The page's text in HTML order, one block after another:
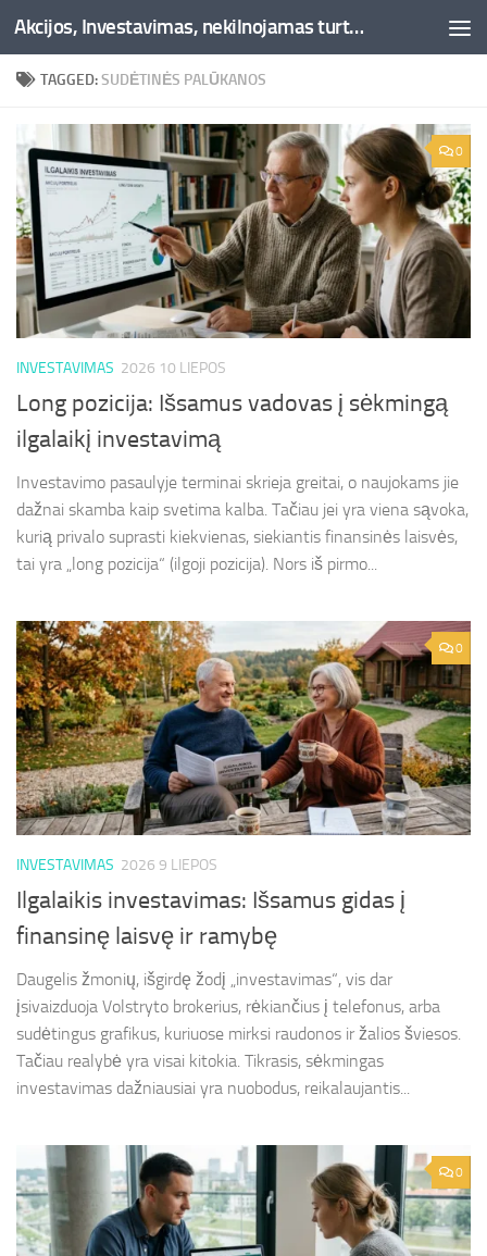
Skip to content Akcijos, Investavimas, nekilnojamas turtas, kriptovaliutos - Besociai.lt
TAGGED:SUDĖTINĖS PALŪKANOS
0
INVESTAVIMAS 2026 10 LIEPOS
Long pozicija: Išsamus vadovas į sėkmingą
ilgalaikį investavimą
Investavimo pasaulyje terminai skrieja greitai, o naujokams jie
dažnai skamba kaip svetima kalba. Tačiau jei yra viena sąvoka,
kurią privalo suprasti kiekvienas, siekiantis finansinės laisvės,
tai yra „long pozicija“ (ilgoji pozicija). Nors iš pirmo...
0
INVESTAVIMAS 2026 9 LIEPOS
Ilgalaikis investavimas: Išsamus gidas į
finansinę laisvę ir ramybę
Daugelis žmonių, išgirdę žodį „investavimas“, vis dar
įsivaizduoja Volstryto brokerius, rėkiančius į telefonus, arba
sudėtingus grafikus, kuriuose mirksi raudonos ir žalios šviesos.
Tačiau realybė yra visai kitokia. Tikrasis, sėkmingas
investavimas dažniausiai yra nuobodus, reikalaujantis...
0